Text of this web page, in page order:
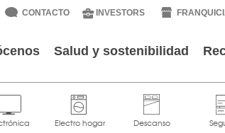
CONTACTO INVESTORS
Salud y sostenibilidad